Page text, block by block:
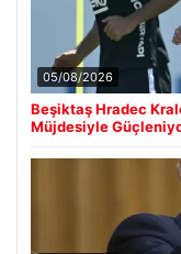
05/08/2026
Beşiktaş Hradec
Müjdesiyle